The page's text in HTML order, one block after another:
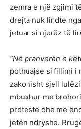
zemra e një zgjimi
drejta nuk lindte
jetuar si njerëz të
“Në pranverën e
pothuajse si fillimi i
zakonisht sjell
mbushur me
proteste dhe me
jetën ndryshe.